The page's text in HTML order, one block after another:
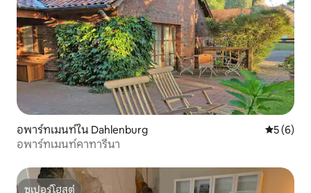
อพาร์ทเมนท์ใน Dahlenburg คะแนนเฉ
5 (6)
อพาร์ทเมนท์คาทารีนา
ซูเปอร์โฮสต์